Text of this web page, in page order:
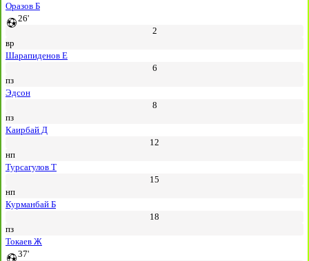
Оразов Б
26'
2
вр
Шарапиденов Е
6
пз
Эдсон
8
пз
Каирбай Д
12
нп
Турсагулов Т
15
нп
Курманбай Б
18
пз
Токаев Ж
37'